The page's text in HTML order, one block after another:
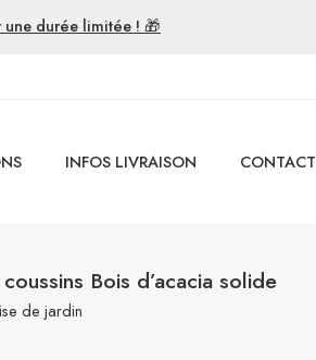
durée limitée ! 🎁
INFOS LIVRAISON CONTACT
Bois d’acacia solide
de jardin